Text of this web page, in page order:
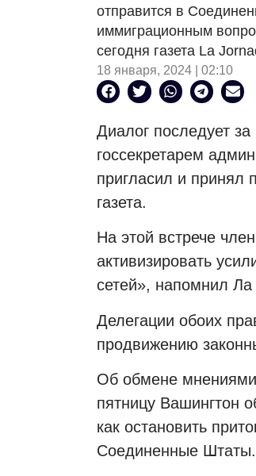
отправится в
иммиграционным
сегодня газета La
18 января, 2024 | 02:10
Диалог последует
госсекретарем
пригласил и принял
газета.
На этой встрече
активизировать
сетей», напомнил
Делегации обоих
продвижению
Об обмене
пятницу Вашингтон
как остановить
Соединенные Штаты.